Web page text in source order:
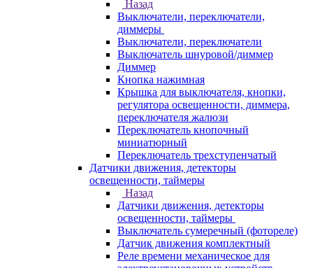
Назад
Выключатели, переключатели,
диммеры
Выключатели, переключатели
Выключатель шнуровой/диммер
Диммер
Кнопка нажимная
Крышка для выключателя, кнопки,
регулятора освещенности, диммера,
переключателя жалюзи
Переключатель кнопочный
миниатюрный
Переключатель трехступенчатый
Датчики движения, детекторы
освещенности, таймеры
Назад
Датчики движения, детекторы
освещенности, таймеры
Выключатель сумеречный (фотореле)
Датчик движения комплектный
Реле времени механическое для